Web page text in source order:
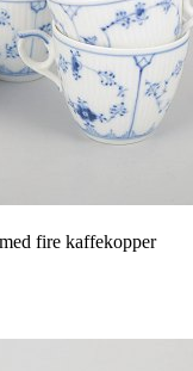
fire kaffekopper